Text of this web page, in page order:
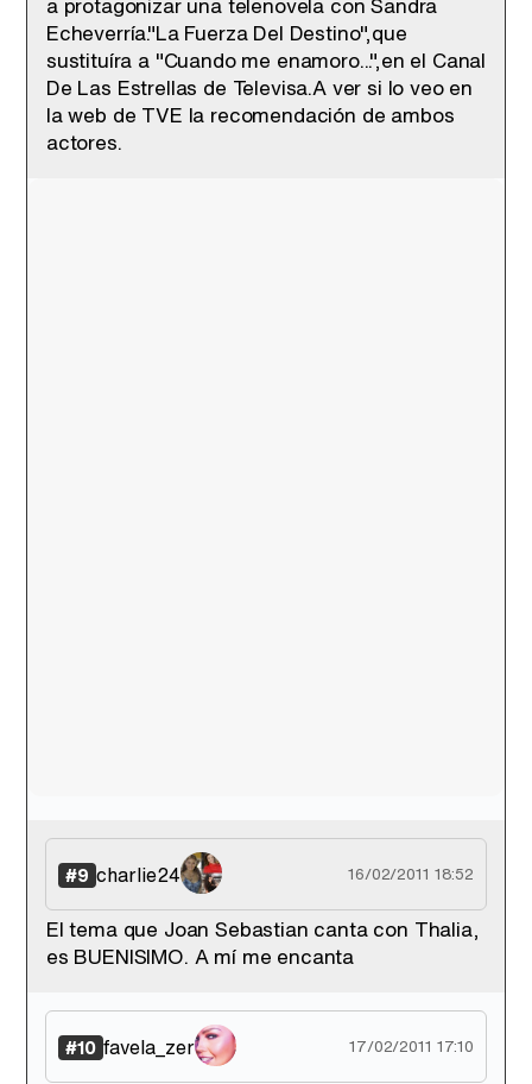
Echeverría."La Fuerza Del Destino",que
sustituíra a "Cuando me enamoro...",en el Canal
De Las Estrellas de Televisa.A ver si lo veo en
la web de TVE la recomendación de ambos
actores.
#9 charlie24 16/02/2011 18:52
El tema que Joan Sebastian canta con Thalia,
es BUENISIMO. A mí me encanta
#10 favela_zer 17/02/2011 17:10